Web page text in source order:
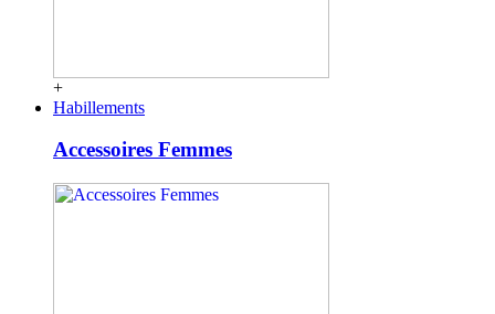
+
Habillements
Accessoires Femmes